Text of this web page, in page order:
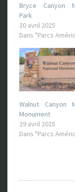
Bryce Canyon
Park
20 avril 2025
Dans "Parcs
Walnut Canyon
Monument
29 avril 2025
Dans "Parcs